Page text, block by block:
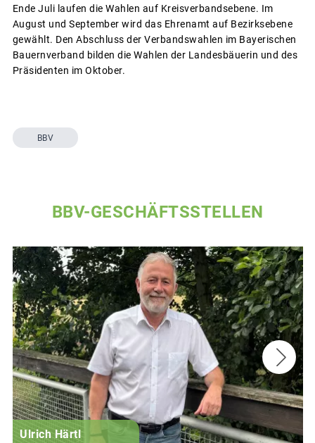
Ende Juli laufen die Wahlen auf Kreisverbandsebene. Im
August und September wird das Ehrenamt auf Bezirksebene
gewählt. Den Abschluss der Verbandswahlen im Bayerischen
Bauernverband bilden die Wahlen der Landesbäuerin und des
Präsidenten im Oktober.
BBV
BBV-GESCHÄFTSSTELLEN
Ulrich Härtl